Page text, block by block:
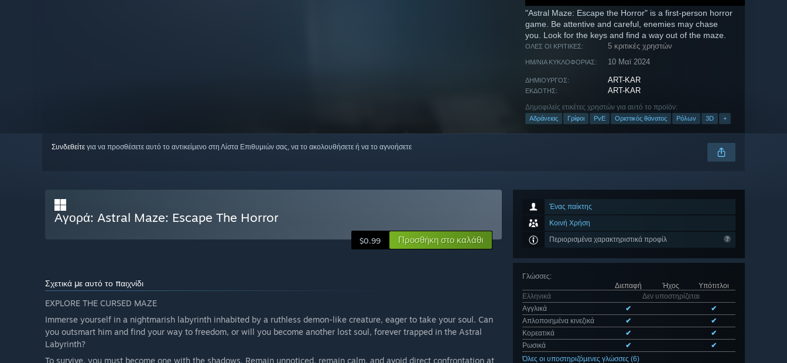
"Astral Maze: Escape the Horror" is a first-person horror
game. Be attentive and careful, enemies may chase
you. Look for the keys and find a way out of the maze.
ΌΛΕΣ ΟΙ ΚΡΙΤΙΚΈΣ: 5 κριτικές χρηστών
ΗΜ/ΝΊΑ ΚΥΚΛΟΦΟΡΊΑΣ: 10 Μαϊ 2024
ΔΗΜΙΟΥΡΓΌΣ: ART-KAR
ΕΚΔΌΤΗΣ: ART-KAR
Δημοφιλείς ετικέτες χρηστών για αυτό το προϊόν:
Αδράνειας Γρίφοι PvE Οριστικός θάνατος Ρόλων 3D +
Συνδεθείτε για να προσθέσετε αυτό το αντικείμενο στη Λίστα Επιθυμιών σας, να το ακολουθήσετε ή να το αγνοήσετε
Ένας παίκτης
Κοινή Χρήση
Περιορισμένα χαρακτηριστικά προφίλ
Γλώσσες:
Διεπαφή
Ήχος
Υπότιτλοι
Ελληνικά
Δεν υποστηρίζεται
Αγγλικά
✔
✔
Απλοποιημένα κινεζικά
✔
✔
Κορεατικά
✔
✔
Ρωσικά
✔
✔
Όλες οι υποστηριζόμενες γλώσσες (6)
Αγορά: Astral Maze: Escape The Horror
$0.99 Προσθήκη στο καλάθι
Σχετικά με αυτό το παιχνίδι
EXPLORE THE CURSED MAZE
Immerse yourself in a nightmarish labyrinth inhabited by a ruthless demon-like creature, eager to take your soul. Can
you outsmart him and find your way to freedom, or will you become another lost soul, forever trapped in the Astral
Labyrinth?
To survive, you must become one with the shadows. Remain unnoticed, remain calm, and avoid direct confrontation at